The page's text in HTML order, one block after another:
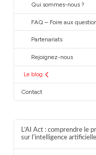
Qui sommes-nous ?
FAQ – Foire aux
Partenariats
Rejoignez-nous
Le blog
Contact
L’AI Act : comprendre le
sur l’intelligence artificielle